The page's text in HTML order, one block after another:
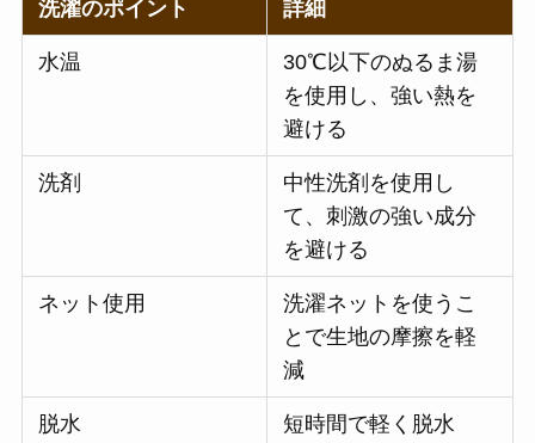
洗濯のポイント 詳細
水温
30℃以下のぬるま湯
を使用し、強い熱を
避ける
洗剤
中性洗剤を使用し
て、刺激の強い成分
を避ける
ネット使用
洗濯ネットを使うこ
とで生地の摩擦を軽
減
脱水
短時間で軽く脱水